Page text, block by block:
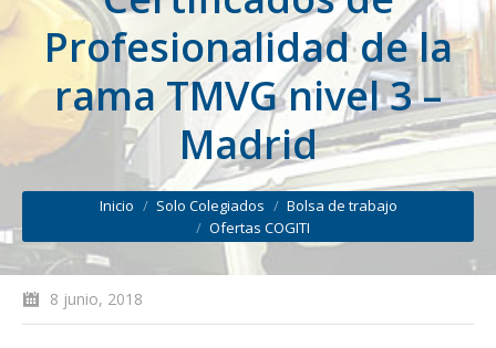
Profesionalidad de la
rama TMVG nivel 3 –
Madrid
You are here:
Inicio Solo Colegiados
Bolsa de trabajo
Ofertas COGITI
8 junio, 2018